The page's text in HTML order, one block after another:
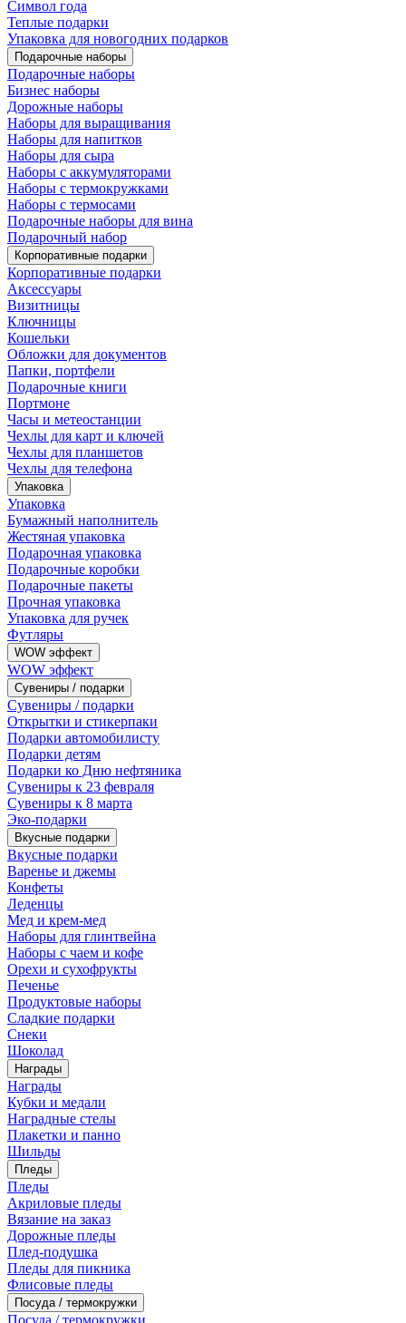
Символ года
Теплые подарки
Упаковка для новогодних подарков
Подарочные наборы
Подарочные наборы
Бизнес наборы
Дорожные наборы
Наборы для выращивания
Наборы для напитков
Наборы для сыра
Наборы с аккумуляторами
Наборы с термокружками
Наборы с термосами
Подарочные наборы для вина
Подарочный набор
Корпоративные подарки
Корпоративные подарки
Аксессуары
Визитницы
Ключницы
Кошельки
Обложки для документов
Папки, портфели
Подарочные книги
Портмоне
Часы и метеостанции
Чехлы для карт и ключей
Чехлы для планшетов
Чехлы для телефона
Упаковка
Упаковка
Бумажный наполнитель
Жестяная упаковка
Подарочная упаковка
Подарочные коробки
Подарочные пакеты
Прочная упаковка
Упаковка для ручек
Футляры
WOW эффект
WOW эффект
Сувениры / подарки
Сувениры / подарки
Открытки и стикерпаки
Подарки автомобилисту
Подарки детям
Подарки ко Дню нефтяника
Сувениры к 23 февраля
Сувениры к 8 марта
Эко-подарки
Вкусные подарки
Вкусные подарки
Варенье и джемы
Конфеты
Леденцы
Мед и крем-мед
Наборы для глинтвейна
Наборы с чаем и кофе
Орехи и сухофрукты
Печенье
Продуктовые наборы
Сладкие подарки
Снеки
Шоколад
Награды
Награды
Кубки и медали
Наградные стелы
Плакетки и панно
Шильды
Пледы
Пледы
Акриловые пледы
Вязание на заказ
Дорожные пледы
Плед-подушка
Пледы для пикника
Флисовые пледы
Посуда / термокружки
Посуда / термокружки